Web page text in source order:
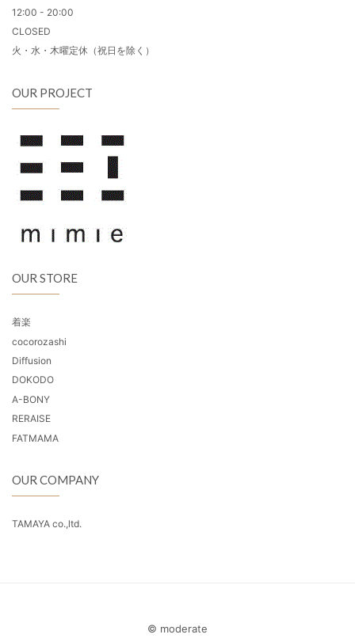
12:00 - 20:00
CLOSED
火・水・木曜定休（祝日を除く）
OUR PROJECT
OUR STORE
着楽
cocorozashi
Diffusion
DOKODO
A-BONY
RERAISE
FATMAMA
OUR COMPANY
TAMAYA co.,ltd.
© moderate